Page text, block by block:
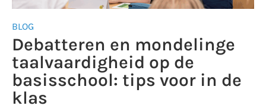
BLOG
Debatteren en mondelinge
taalvaardigheid op de
basisschool: tips voor in de
klas